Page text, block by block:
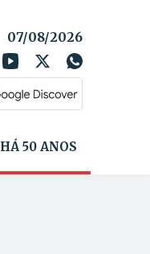
07/08/2026
HÁ 50 ANOS